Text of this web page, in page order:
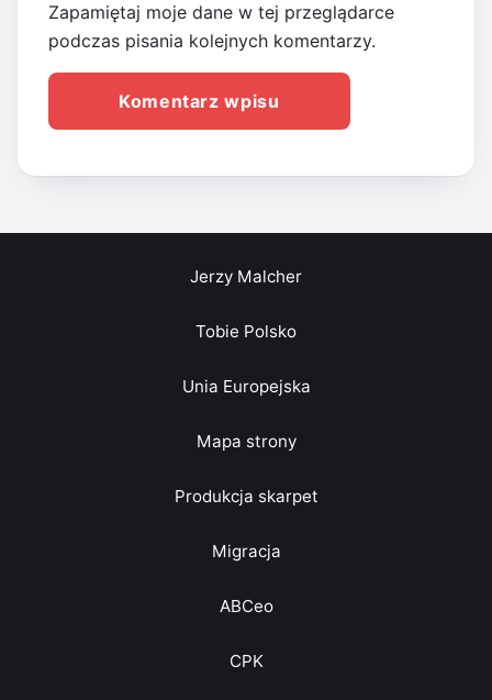
Zapamiętaj moje dane w tej przeglądarce
podczas pisania kolejnych komentarzy.
Jerzy Malcher
Tobie Polsko
Unia Europejska
Mapa strony
Produkcja skarpet
Migracja
ABCeo
CPK